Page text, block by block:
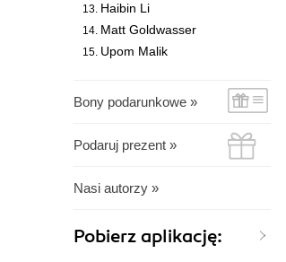
Haibin Li
Matt Goldwasser
Upom Malik
Bony podarunkowe »
Podaruj prezent »
Nasi autorzy »
Pobierz aplikację: